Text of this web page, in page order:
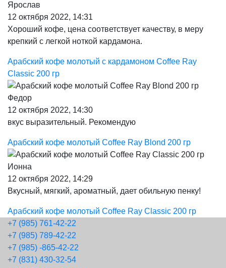
Ярослав
12 октября 2022, 14:31
Хороший кофе, цена соответствует качеству, в меру
крепкий с легкой ноткой кардамона.
Арабский кофе молотый с кардамоном Coffee Ray
Classic 200 гр
Федор
12 октября 2022, 14:30
вкус выразительный. Рекомендую
Арабский кофе молотый Coffee Ray Blond 200 гр
Ионна
12 октября 2022, 14:29
Вкусный, мягкий, ароматный, дает обильную пенку!
Арабский кофе молотый Coffee Ray Classic 200 гр
+7 (985) 761-42-22
+7 (985) 789-42-22
+7 (985) -865-42-22
+7 (831) 430-32-54